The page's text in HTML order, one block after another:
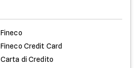
Fineco
Fineco Credit Card
Carta di Credito